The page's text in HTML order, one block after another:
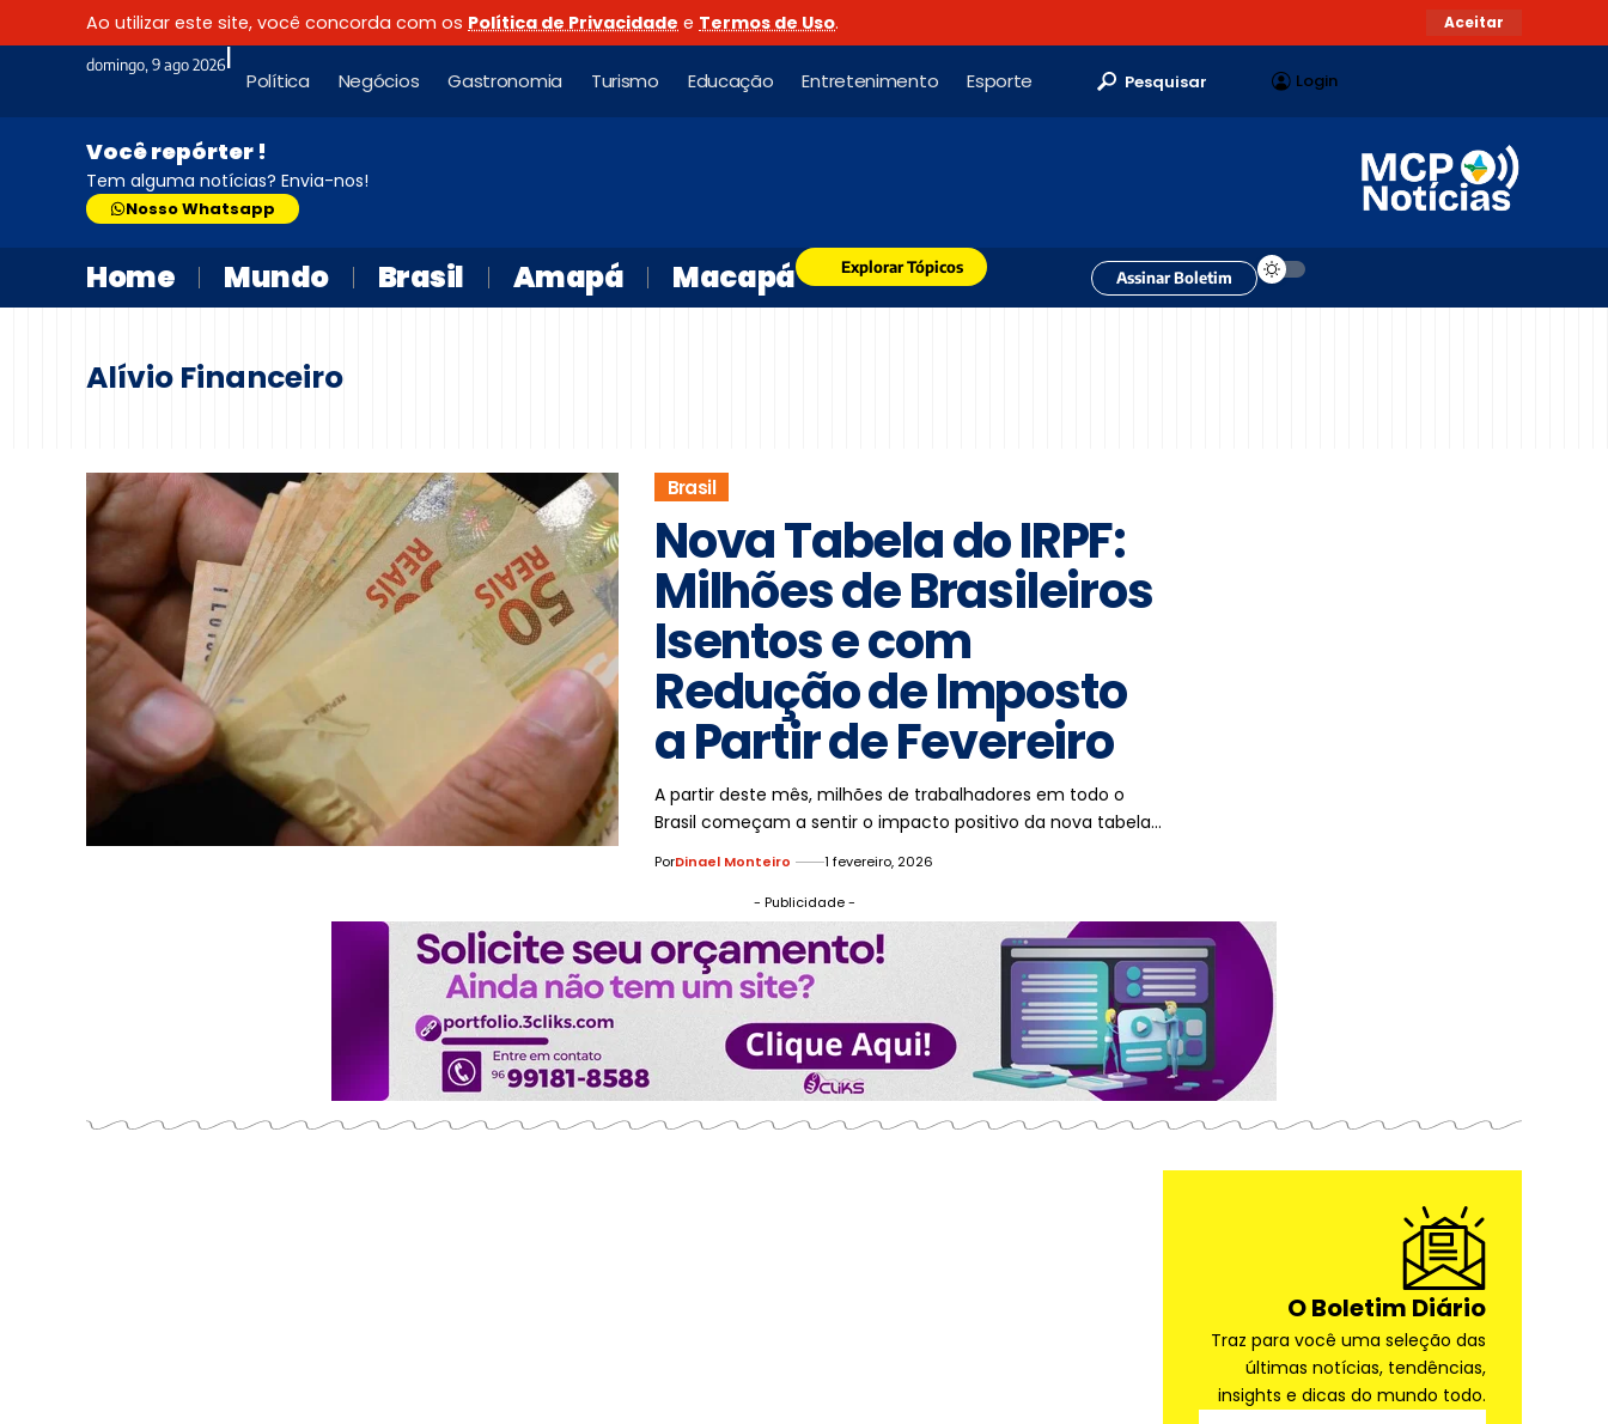
Ao utilizar este site, você concorda com os Política de Privacidade e Termos de Uso. Aceitar
domingo, 9 ago 2026|
Política Negócios Gastronomia Turismo Educação Entretenimento Esporte Pesquisar Login
Você repórter !
Tem alguma notícias? Envia-nos!
Nosso Whatsapp
Home Mundo Brasil Amapá Macapá Explorar Tópicos
Assinar Boletim
Alívio Financeiro
Brasil
Nova Tabela do IRPF:
Milhões de Brasileiros
Isentos e com
Redução de Imposto
a Partir de Fevereiro
A partir deste mês, milhões de trabalhadores em todo o
Brasil começam a sentir o impacto positivo da nova tabela…
PorDinael Monteiro 1 fevereiro, 2026
- Publicidade -
O Boletim Diário
Traz para você uma seleção das
últimas notícias, tendências,
insights e dicas do mundo todo.